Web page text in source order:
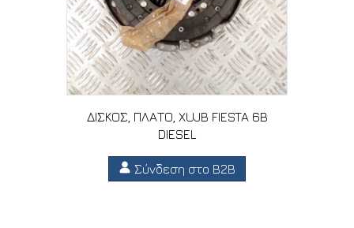
ΔΙΣΚΟΣ, ΠΛΑΤΟ, XUJB FIESTA 6B
DIESEL
Σύνδεση στο B2B